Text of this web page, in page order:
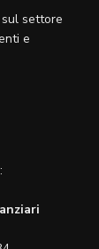
settore
e